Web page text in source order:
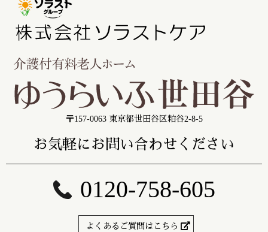
〒157-0063 東京都世田谷区粕谷2-8-5
お気軽にお問い合わせください
0120-758-605
よくあるご質問はこちら